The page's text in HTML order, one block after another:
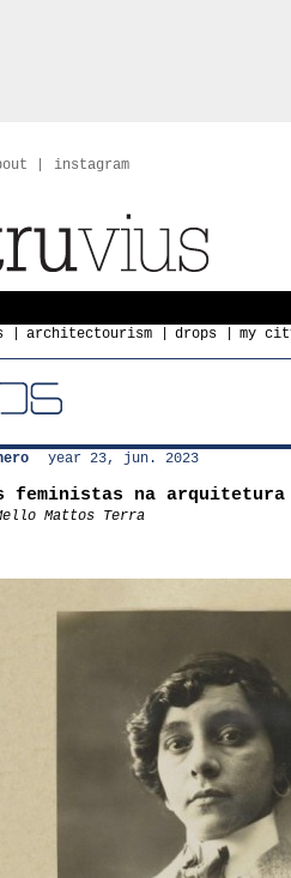
instagram
architectourism drops my
year 23, jun. 2023
feministas na arquitetura
Mattos Terra